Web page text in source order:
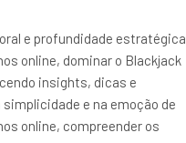
e profundidade estratégica
online, dominar o Blackjack
insights, dicas e
e na emoção de
online, compreender os